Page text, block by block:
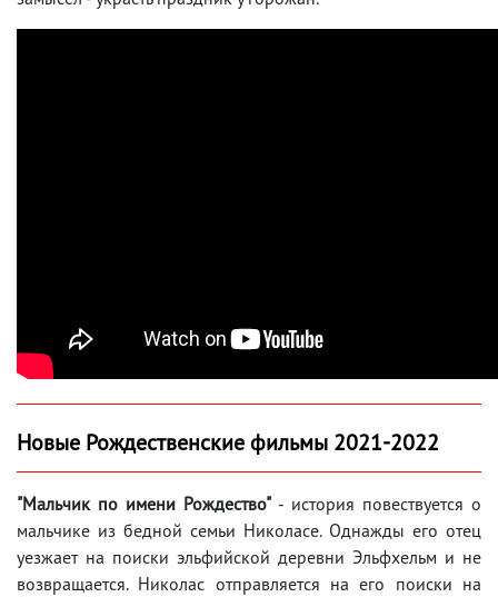
Новые Рождественские фильмы 2021-2022
"Мальчик по имени Рождество"- история повествуется о
мальчике из бедной семьи Николасе. Однажды его отец
уезжает на поиски эльфийской деревни Эльфхельм и не
возвращается. Николас отправляется на его поиски на